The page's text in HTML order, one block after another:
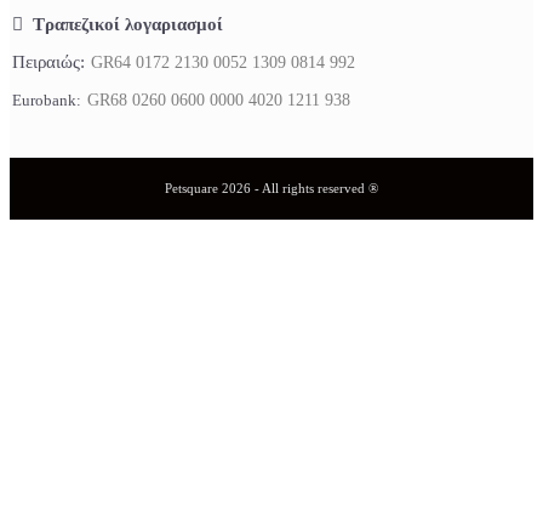
Τραπεζικοί λογαριασμοί
Πειραιώς: GR64 0172 2130 0052 1309 0814 992
Eurobank: GR68 0260 0600 0000 4020 1211 938
Petsquare 2026 - All rights reserved ®